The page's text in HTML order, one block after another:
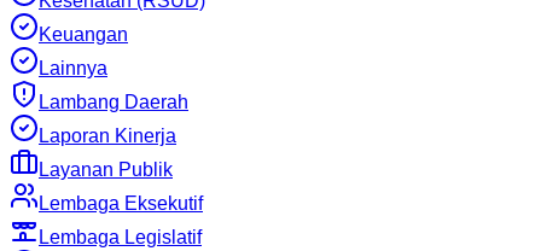
Keuangan
Lainnya
Lambang Daerah
Laporan Kinerja
Layanan Publik
Lembaga Eksekutif
Lembaga Legislatif